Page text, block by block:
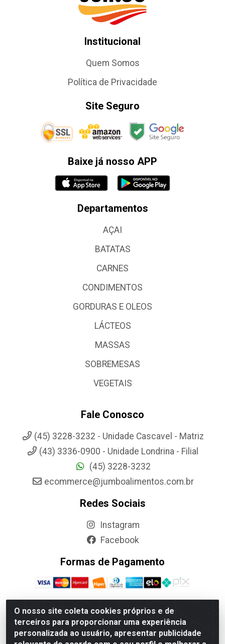
O nosso site coleta cookies próprios e de
terceiros para proporcionar uma experiência
personalizada ao usuário, apresentar publicidade
Institucional
Quem Somos
Política de Privacidade
Site Seguro
Baixe já nosso APP
Departamentos
AÇAI
BATATAS
CARNES
CONDIMENTOS
GORDURAS E OLEOS
LÁCTEOS
MASSAS
SOBREMESAS
VEGETAIS
Fale Conosco
(45) 3228-3232 - Unidade Cascavel - Matriz
(43) 3336-0900 - Unidade Londrina - Filial
(45) 3228-3232
ecommerce@jumboalimentos.com.br
Redes Sociais
Instagram
Facebook
Formas de Pagamento
Jumbo Alimentos Cascavel - Matriz - Rua Itatiba Do Sul, 161 -
Santos Dumont, Cascavel-PR - CEP 85804-700- CNPJ